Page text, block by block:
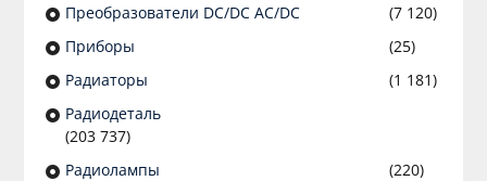
Преобразователи DC/DC AC/DC
(7 120)
Приборы
(25)
Радиаторы
(1 181)
Радиодеталь
(203 737)
Радиолампы
(220)